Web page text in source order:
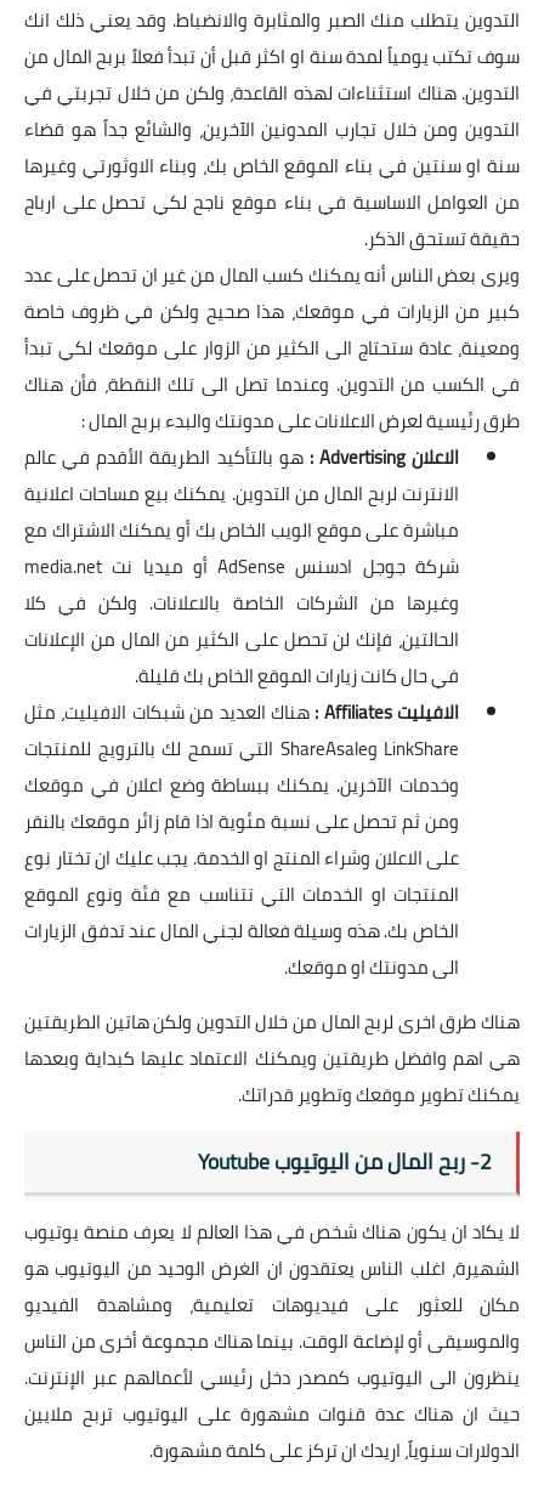
التدوين يتطلب منك الصبر والمثابرة والانضباط. وقد يعني ذلك انك
سوف تكتب يومياً لمدة سنة او اكثر قبل أن تبدأ فعلاً بربح المال من
التدوين. هناك استثناءات لهذه القاعدة، ولكن من خلال تجربتي في
التدوين ومن خلال تجارب المدونين الآخرين، والشائع جداً هو قضاء
سنة او سنتين في بناء الموقع الخاص بك، وبناء الاوثورتي وغيرها
من العوامل الاساسية في بناء موقع ناجح لكي تحصل على ارباح
حقيقة تستحق الذكر.
ويرى بعض الناس أنه يمكنك كسب المال من غير ان تحصل على عدد
كبير من الزيارات في موقعك، هذا صحيح ولكن في ظروف خاصة
ومعينة، عادة ستحتاج الى الكثير من الزوار على موقعك لكي تبدأ
في الكسب من التدوين. وعندما تصل الى تلك النقطة، فأن هناك
طرق رئيسية لعرض الاعلانات على مدونتك والبدء بربح المال :
الاعلانAdvertising
:هو بالتأكيد الطريقة الأقدم في عالم
الانترنت لربح المال من التدوين. يمكنك بيع مساحات اعلانية
مباشرة على موقع الويب الخاص بك أو يمكنك الاشتراك مع
شركة جوجل ادسنس AdSenseأو ميديا نت media.net
وغيرها من الشركات الخاصة بالاعلانات. ولكن في كلا
الحالتين، فإنك لن تحصل على الكثير من المال من الإعلانات
في حال كانت زيارات الموقع الخاص بك قليلة.
الافيليتAffiliates
:هناك العديد من شبكات الافيليت، مثل
LinkShare وShareAsale التي تسمح لك بالترويج للمنتجات
وخدمات الآخرين. يمكنك ببساطة وضع اعلان في موقعك
ومن ثم تحصل على نسبة مئوية اذا قام زائر موقعك بالنقر
على الاعلان وشراء المنتج او الخدمة. يجب عليك ان تختار نوع
المنتجات او الخدمات التي تتناسب مع فئة ونوع الموقع
الخاص بك. هذه وسيلة فعالة لجني المال عند تدفق الزيارات
الى مدونتك او موقعك.
هناك طرق اخرى لربح المال من خلال التدوين ولكن هاتين الطريقتين
هي اهم وافضل طريقتين ويمكنك الاعتماد عليها كبداية وبعدها
يمكنك تطوير موقعك وتطوير قدراتك.
2- ربح المال من اليوتيوب Youtube
لا يكاد ان يكون هناك شخص في هذا العالم لا يعرف منصةيوتيوب
الشهيرة، اغلب الناس يعتقدون ان الغرض الوحيد من اليوتيوب هو
مكان للعثور على فيديوهات تعليمية، ومشاهدة الفيديو
والموسيقى أو لإضاعة الوقت. بينما هناك مجموعة أخرى من الناس
ينظرون الى اليوتيوب كمصدر دخل رئيسي لأعمالهم عبر الإنترنت.
حيث ان هناك عدة قنوات مشهورة على اليوتيوب تربح ملايين
الدولارات سنوياً، اريدك ان تركز على كلمة مشهورة.